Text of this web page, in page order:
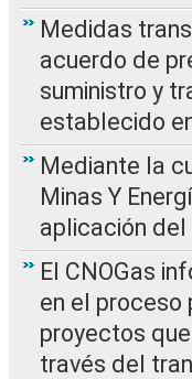
Medidas
acuerdo de
suministro y
establecido
Mediante la
Minas Y
aplicación
El CNOGas
en el proceso
proyectos
través del